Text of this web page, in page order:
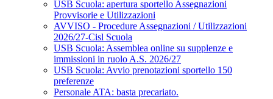
USB Scuola: apertura sportello Assegnazioni
Provvisorie e Utilizzazioni
AVVISO - Procedure Assegnazioni / Utilizzazioni
2026/27-Cisl Scuola
USB Scuola: Assemblea online su supplenze e
immissioni in ruolo A.S. 2026/27
USB Scuola: Avvio prenotazioni sportello 150
preferenze
Personale ATA: basta precariato.